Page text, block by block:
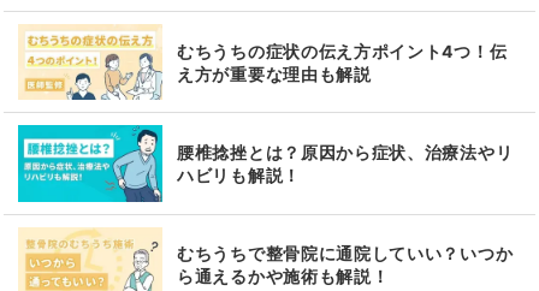
むちうちの症状の伝え方ポイント4つ！伝
え方が重要な理由も解説
腰椎捻挫とは？原因から症状、治療法やリ
ハビリも解説！
むちうちで整骨院に通院していい？いつか
ら通えるかや施術も解説！